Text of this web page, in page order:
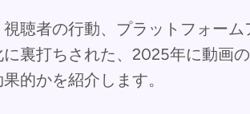
聴者の行動、プラットフォー
裏打ちされた、2025年に動画
的かを紹介します。